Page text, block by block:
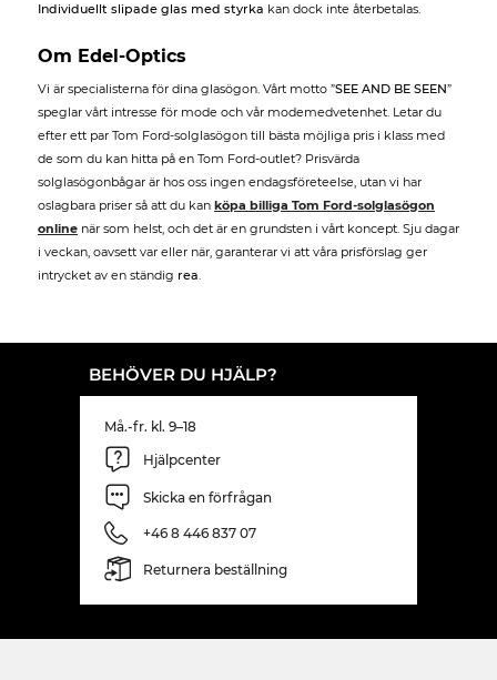
Individuellt slipade glas med styrka kan dock inte återbetalas.
Om Edel-Optics
Vi är specialisterna för dina glasögon. Vårt motto ”SEE AND BE SEEN”
speglar vårt intresse för mode och vår modemedvetenhet. Letar du
efter ett par Tom Ford-solglasögon till bästa möjliga pris i klass med
de som du kan hitta på en Tom Ford-outlet? Prisvärda
solglasögonbågar är hos oss ingen endagsföreteelse, utan vi har
oslagbara priser så att du kan köpa billiga Tom Ford-solglasögon
online när som helst, och det är en grundsten i vårt koncept. Sju dagar
i veckan, oavsett var eller när, garanterar vi att våra prisförslag ger
intrycket av en ständig rea.
BEHÖVER DU HJÄLP?
Må.-fr. kl. 9–18
Hjälpcenter
Skicka en förfrågan
+46 8 446 837 07
Returnera beställning